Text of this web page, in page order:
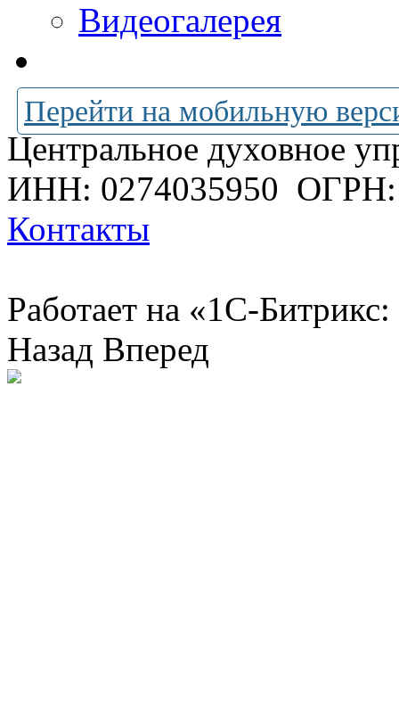
Видеогалерея
Перейти на мобильную
Центральное духовное
ИНН: 0274035950 ОГРН:
Контакты
Работает на «1С-
Назад Вперед